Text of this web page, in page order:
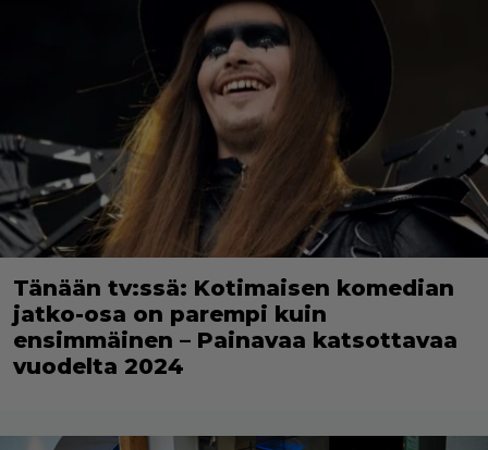
Tänään tv:ssä: Kotimaisen komedian
jatko-osa on parempi kuin
ensimmäinen – Painavaa katsottavaa
vuodelta 2024